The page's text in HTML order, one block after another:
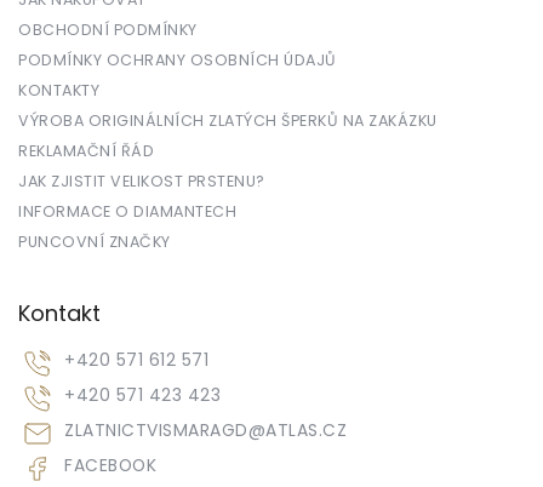
OBCHODNÍ PODMÍNKY
PODMÍNKY OCHRANY OSOBNÍCH ÚDAJŮ
KONTAKTY
VÝROBA ORIGINÁLNÍCH ZLATÝCH ŠPERKŮ NA ZAKÁZKU
REKLAMAČNÍ ŘÁD
JAK ZJISTIT VELIKOST PRSTENU?
INFORMACE O DIAMANTECH
PUNCOVNÍ ZNAČKY
Kontakt
ZLATNICTVISMARAGD@ATLAS.CZ
+420 571 612 571
+420 571 423 423
FACEBOOK